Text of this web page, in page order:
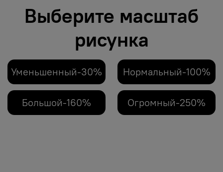
Выберите масштаб
рисунка
Уменьшенный-30% Нормальный-100%
Большой-160% Огромный-250%